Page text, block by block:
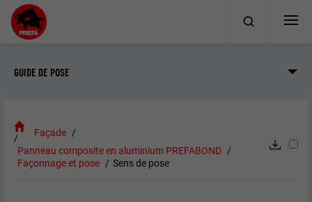
GUIDE DE POSE
Façade
Panneau composite en aluminium PREFABOND
Façonnage et pose
Sens de pose